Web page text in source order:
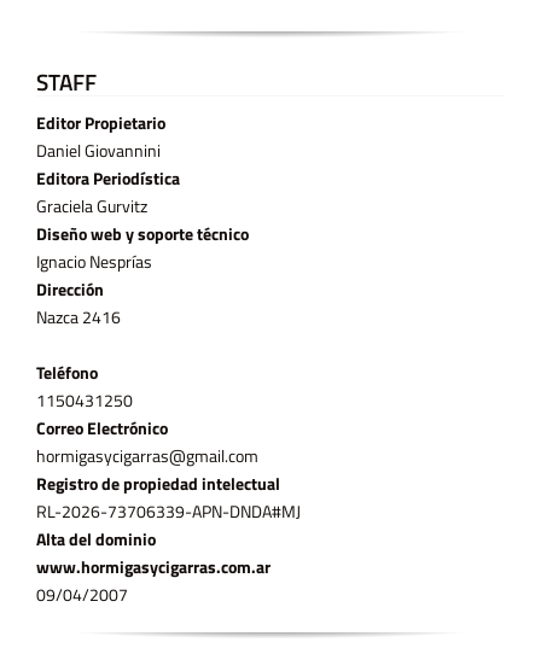
STAFF
Editor Propietario
Daniel Giovannini
Editora Periodística
Graciela Gurvitz
Diseño web y soporte técnico
Ignacio Nesprías
Dirección
Nazca 2416
Teléfono
11­50431250
Correo Electrónico
hormigasycigarras@gmail.com
Registro de propiedad intelectual
RL-2026-73706339-APN-DNDA#MJ
Alta del dominio
www.hormigasycigarras.com.ar
09/04/2007